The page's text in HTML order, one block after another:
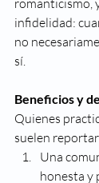
romanticismo,
infidelidad:
no
sí.
Beneficios y
Quienes
suelen
Una
honesta y